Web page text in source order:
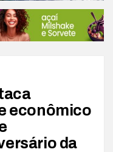
econômico
da